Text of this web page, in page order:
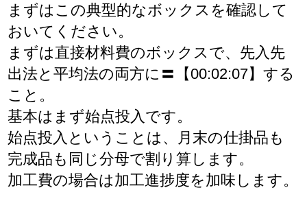
まずはこの典型的なボックスを確認して
おいてください。
まずは直接材料費のボックスで、先入先
出法と平均法の両方に〓【00:02:07】する
こと。
基本はまず始点投入です。
始点投入ということは、月末の仕掛品も
完成品も同じ分母で割り算します。
加工費の場合は加工進捗度を加味します。